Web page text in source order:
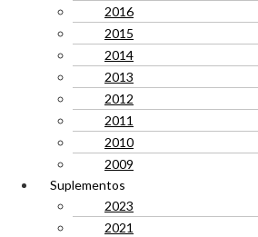
2016
2015
2014
2013
2012
2011
2010
2009
Suplementos
2023
2021